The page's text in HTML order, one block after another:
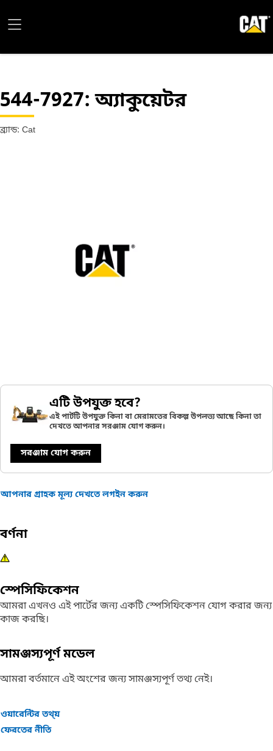
544-7927: অ্যাকুয়েটর
ব্র্যান্ড: Cat
এটি উপযুক্ত হবে?
এই পার্টটি উপযুক্ত কিনা বা মেরামতের বিকল্প উপলভ্য আছে কিনা তা
দেখতে আপনার সরঞ্জাম যোগ করুন।
সরঞ্জাম যোগ করুন
আপনার গ্রাহক মূল্য দেখতে লগইন করুন
বর্ণনা
স্পেসিফিকেশন
আমরা এখনও এই পার্টের জন্য একটি স্পেসিফিকেশন যোগ করার জন্য
কাজ করছি।
সামঞ্জস্যপূর্ণ মডেল
আমরা বর্তমানে এই অংশের জন্য সামঞ্জস্যপূর্ণ তথ্য নেই।
ওয়ারেন্টির তথ্য়
ফেরতের নীতি